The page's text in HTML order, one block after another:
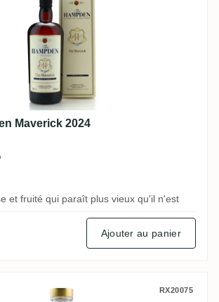
Maverick 2024
et fruité qui paraît plus vieux qu'il n'est
Ajouter au panier
Clarendon DNC Do Not
RX20075